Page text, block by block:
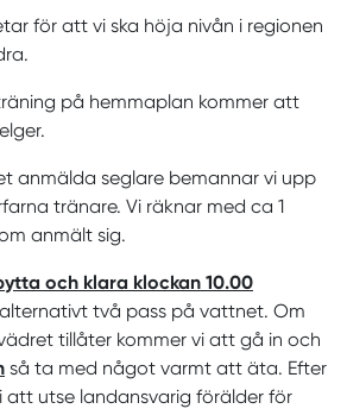
för att vi ska höja nivån i regionen
på hemmaplan kommer att
anmälda seglare bemannar vi upp
tränare. Vi räknar med ca 1
anmält sig.
och klara klockan 10.00
två pass på vattnet. Om
tillåter kommer vi att gå in och
så ta med något varmt att äta. Efter
att utse landansvarig förälder för